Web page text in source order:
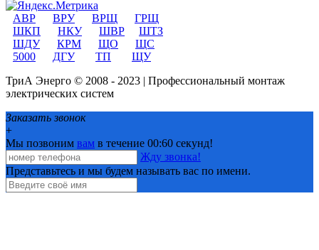
АВР ВРУ ВРЩ
ГРЩ
ШКП
НКУ ШВР
ШТЗ
ШДУ
КРМ ЩО
ЩС
5000
ДГУ ТП
ЩУ
ТриА Энерго © 2008 - 2023 | Профессиональный монтаж
электрических систем
Заказать звонок
+
Мы позвоним вам в течение 00:60 секунд!
Жду звонка!
Представьтесь и мы будем называть вас по имени.